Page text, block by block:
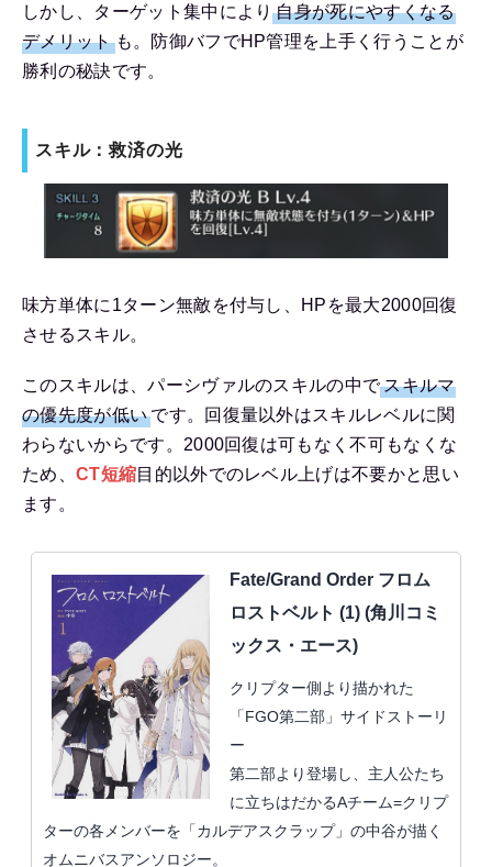
しかし、ターゲット集中により自身が死にやすくなる
デメリットも。防御バフでHP管理を上手く行うことが
勝利の秘訣です。
スキル：救済の光
味方単体に1ターン無敵を付与し、HPを最大2000回復
させるスキル。
このスキルは、パーシヴァルのスキルの中でスキルマ
の優先度が低い です。回復量以外はスキルレベルに関
わらないからです。2000回復は可もなく不可もなくな
ため、 CT短縮目的以外でのレベル上げは不要かと思い
ます。
Fate/Grand Order フロム
ロストベルト (1) (角川コミ
ックス・エース)
クリプター側より描かれた
「FGO第二部」サイドストーリ
ー
第二部より登場し、主人公たち
に立ちはだかるAチーム=クリプ
ターの各メンバーを「カルデアスクラップ」の中谷が描く
オムニバスアンソロジー。